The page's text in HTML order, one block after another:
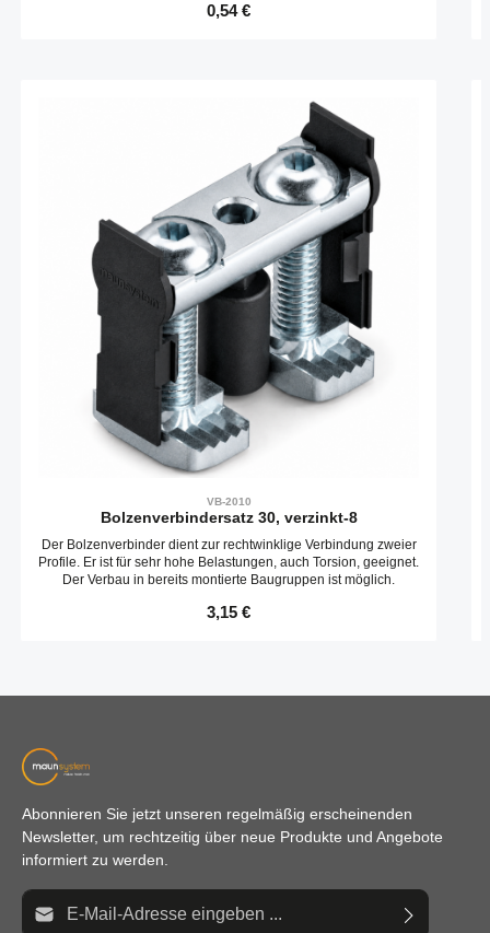
Regulärer Preis:
0,54 €
VB-2010
Bolzenverbindersatz 30, verzinkt-8
Der Bolzenverbinder dient zur rechtwinklige Verbindung zweier
Profile. Er ist für sehr hohe Belastungen, auch Torsion, geeignet.
Der Verbau in bereits montierte Baugruppen ist möglich.
Regulärer Preis:
3,15 €
Abonnieren Sie jetzt unseren regelmäßig erscheinenden
Newsletter, um rechtzeitig über neue Produkte und Angebote
informiert zu werden.
E-Mail-Adresse*